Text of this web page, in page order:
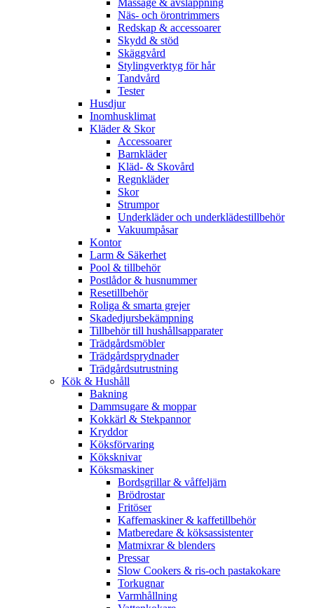
Massage & avslappning
Näs- och örontrimmers
Redskap & accessoarer
Skydd & stöd
Skäggvård
Stylingverktyg för hår
Tandvård
Tester
Husdjur
Inomhusklimat
Kläder & Skor
Accessoarer
Barnkläder
Kläd- & Skovård
Regnkläder
Skor
Strumpor
Underkläder och underklädestillbehör
Vakuumpåsar
Kontor
Larm & Säkerhet
Pool & tillbehör
Postlådor & husnummer
Resetillbehör
Roliga & smarta grejer
Skadedjursbekämpning
Tillbehör till hushållsapparater
Trädgårdsmöbler
Trädgårdsprydnader
Trädgårdsutrustning
Kök & Hushåll
Bakning
Dammsugare & moppar
Kokkärl & Stekpannor
Kryddor
Köksförvaring
Köksknivar
Köksmaskiner
Bordsgrillar & våffeljärn
Brödrostar
Fritöser
Kaffemaskiner & kaffetillbehör
Matberedare & köksassistenter
Matmixrar & blenders
Pressar
Slow Cookers & ris-och pastakokare
Torkugnar
Varmhållning